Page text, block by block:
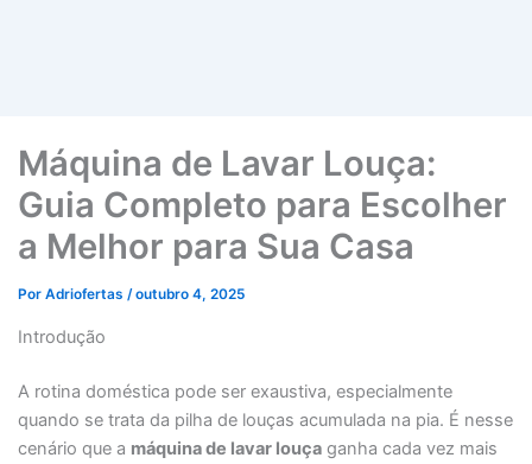
Máquina de Lavar Louça:
Guia Completo para Escolher
a Melhor para Sua Casa
Por Adriofertas /outubro 4, 2025
Introdução
A rotina doméstica pode ser exaustiva, especialmente
quando se trata da pilha de louças acumulada na pia. É nesse
cenário que a máquina de lavar louçaganha cada vez mais